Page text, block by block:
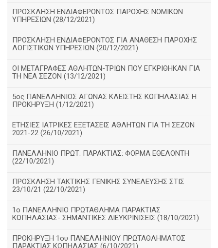
ΠΡΟΣΚΛΗΣΗ ΕΝΔΙΑΦΕΡΟΝΤΟΣ ΠΑΡΟΧΗΣ ΝΟΜΙΚΩΝ
ΥΠΗΡΕΣΙΩΝ (28/12/2021)
ΠΡΟΣΚΛΗΣΗ ΕΝΔΙΑΦΕΡΟΝΤΟΣ ΓΙΑ ΑΝΑΘΕΣΗ ΠΑΡΟΧΗΣ
ΛΟΓΙΣΤΙΚΩΝ ΥΠΗΡΕΣΙΩΝ (20/12/2021)
ΟΙ ΜΕΤΑΓΡΑΦΕΣ ΑΘΛΗΤΩΝ-ΤΡΙΩΝ ΠΟΥ ΕΓΚΡΙΘΗΚΑΝ ΓΙΑ
ΤΗ ΝΕΑ ΣΕΖΟΝ (13/12/2021)
5ος ΠΑΝΕΛΛΗΝΙΟΣ ΑΓΩΝΑΣ ΚΛΕΙΣΤΗΣ ΚΩΠΗΛΑΣΙΑΣ Η
ΠΡΟΚΗΡΥΞΗ (1/12/2021)
ΕΤΗΣΙΕΣ ΙΑΤΡΙΚΕΣ ΕΞΕΤΑΣΕΙΣ ΑΘΛΗΤΩΝ ΓΙΑ ΤΗ ΣΕΖΟΝ
2021-22 (26/10/2021)
ΠΑΝΕΛΛΗΝΙΟ ΠΡΩΤ. ΠΑΡΑΚΤΙΑΣ: ΦΟΡΜΑ ΕΘΕΛΟΝΤΗ
(22/10/2021)
ΠΡΟΣΚΛΗΣΗ ΤΑΚΤΙΚΗΣ ΓΕΝΙΚΗΣ ΣΥΝΕΛΕΥΣΗΣ ΣΤΙΣ
23/10/21 (22/10/2021)
1ο ΠΑΝΕΛΛΗΝΙΟ ΠΡΩΤΑΘΛΗΜΑ ΠΑΡΑΚΤΙΑΣ
ΚΩΠΗΛΑΣΙΑΣ- ΣΗΜΑΝΤΙΚΕΣ ΔΙΕΥΚΡΙΝΙΣΕΙΣ (18/10/2021)
ΠΡΟΚΗΡΥΞΗ 1ου ΠΑΝΕΛΛΗΝΙΟΥ ΠΡΩΤΑΘΛΗΜΑΤΟΣ
ΠΑΡΑΚΤΙΑΣ ΚΩΠΗΛΑΣΙΑΣ (6/10/2021)